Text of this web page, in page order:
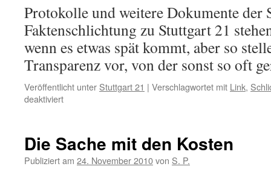
Protokolle und weitere Dokumente der
Faktenschlichtung zu Stuttgart 21
wenn es etwas spät kommt, aber so
Transparenz vor, von der sonst so oft
Veröffentlicht unter Stuttgart 21 | Verschlagwortet mit Link,
deaktiviertfür
Stuttgart
21
Die Sache mit den Kosten
Publiziert am 24. November 2010von S. P.